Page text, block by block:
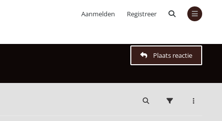
Aanmelden Registreer
Plaats reactie